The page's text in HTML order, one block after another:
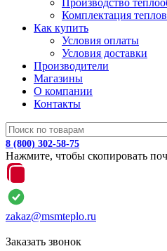
Производство
Комплектация
Как купить
Условия оплаты
Условия доставки
Производители
Магазины
О компании
Контакты
8 (800) 302-58-75
Нажмите, чтобы скопировать
zakaz@msmteplo.ru
Заказать звонок